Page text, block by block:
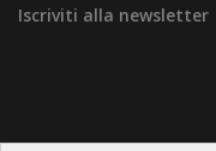
Iscriviti alla newsletter